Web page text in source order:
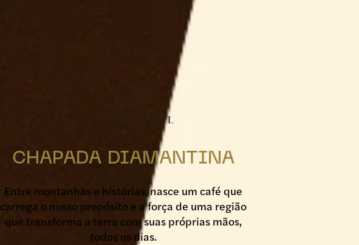
CHAPADA DIAMANTINA
Entre montanhas e histórias, nasce um café que
carrega o nosso propósito e a força de uma região
que transforma a terra com suas próprias mãos,
todos os dias.